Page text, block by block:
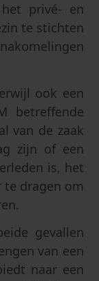
privé- en
te stichten
ook een
betreffende
van de zaak
zijn of een
is, het
dragen om
gevallen
van een
naar een